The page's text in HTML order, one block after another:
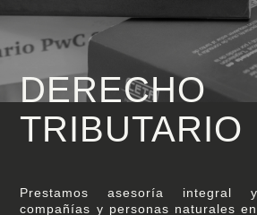
DERECHO
TRIBUTARIO
Prestamos asesoría integral
compañías y personas naturales